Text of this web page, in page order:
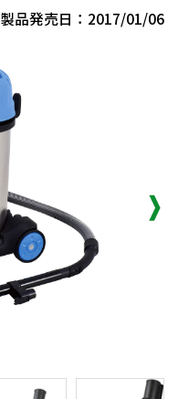
製品発売日：2017/01/06